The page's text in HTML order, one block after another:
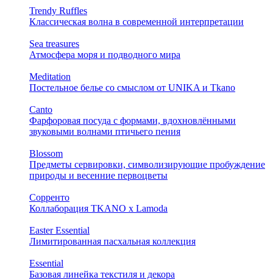
Trendy Ruffles
Классическая волна в современной интерпретации
Sea treasures
Атмосфера моря и подводного мира
Meditation
Постельное белье со смыслом от UNIKA и Tkano
Canto
Фарфоровая посуда с формами, вдохновлёнными
звуковыми волнами птичьего пения
Blossom
Предметы сервировки, символизирующие пробуждение
природы и весенние первоцветы
Сорренто
Коллаборация TKANO х Lamoda
Easter Essential
Лимитированная пасхальная коллекция
Essential
Базовая линейка текстиля и декора